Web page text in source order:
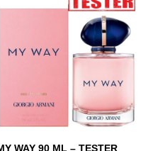
WAY 90 ML – TESTER